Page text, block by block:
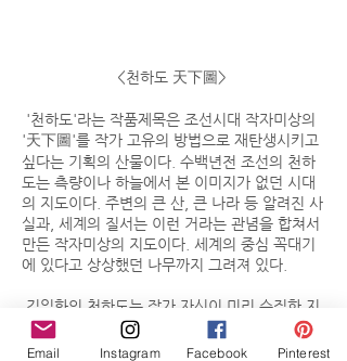
<천하도 天下圖>
'천하도'라는 작품제목은 조선시대 작자미상의
'天下圖'를 작가 고유의 방법으로 재탄생시키고
싶다는 기획의 산물이다. 수백년전 조선의 천하
도는 측량이나 하늘에서 본 이미지가 없던 시대
의 지도이다. 주변의 큰 산, 큰 나라 등 알려진 사
실과, 세계의 질서는 이런 거라는 관념을 합쳐서
만든 작자미상의 지도이다. 세계의 중심 꼭대기
에 있다고 상상했던 나무까지 그려져 있다.
김일화의 천하도는 작가 자신이 미리 수집한 지
식을 적용하는 방식으로 만들지 않는다. 큰 틀만
정해놓고 미리 준비한 종이단위들을 본능적으로
Email Instagram Facebook Pinterest